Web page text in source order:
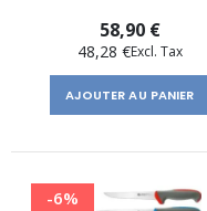
58,90 €
48,28 €
AJOUTER AU PANIER
-6%